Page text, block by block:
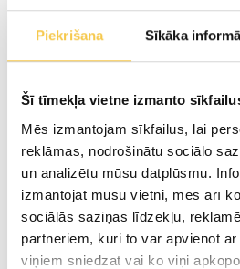
Piekrišana Sīkāka
Šī tīmekļa vietne izmanto
Mēs izmantojam sīkfailus, lai
reklāmas, nodrošinātu sociālo
un analizētu mūsu datplūsmu.
izmantojat mūsu vietni, mēs arī
sociālās saziņas līdzekļu,
partneriem, kuri to var apvienot
viņiem sniedzat vai ko viņi
t.sk. piesātinātās
2.5g
Ogļhidrāti
t.sk. cukuri
4.5g
0g